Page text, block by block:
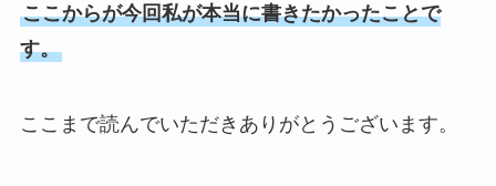
ここからが今回私が本当に書きたかったことで
す。
ここまで読んでいただきありがとうございます。